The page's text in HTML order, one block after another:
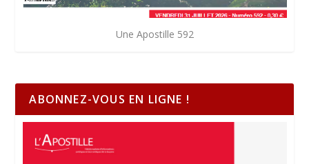
Une Apostille 592
ABONNEZ-VOUS EN LIGNE !